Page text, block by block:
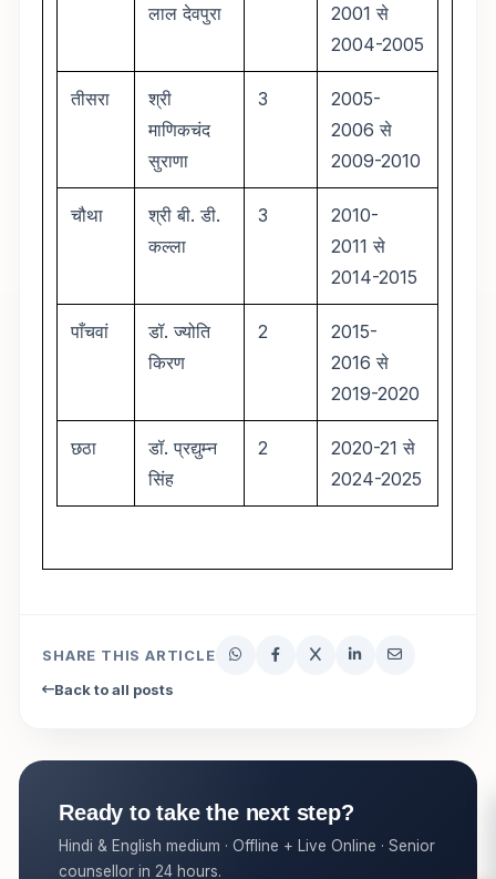
लाल देवपुरा
2001 से
2004-2005
तीसरा
श्री
माणिकचंद
सुराणा
3
2005-
2006 से
2009-2010
चौथा
श्री बी. डी.
कल्ला
3
2010-
2011 से
2014-2015
पाँचवां
डॉ. ज्योति
किरण
2
2015-
2016 से
2019-2020
छठा
डॉ. प्रद्युम्न
सिंह
2
2020-21 से
2024-2025
SHARE THIS ARTICLE
Back to all posts
Ready to take the next step?
Hindi & English medium · Offline + Live Online · Senior
counsellor in 24 hours.